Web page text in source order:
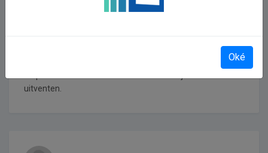
handen.Bij die loterijen is het meestal allemaal lucht met
minimale kansen. Ik begrijp niet dat de Hema niet zichzelf
uitventen.
Oké